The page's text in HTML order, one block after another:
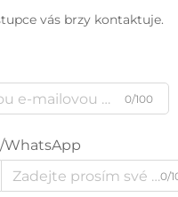
vás brzy kontaktuje.
0/100
WhatsApp
0/